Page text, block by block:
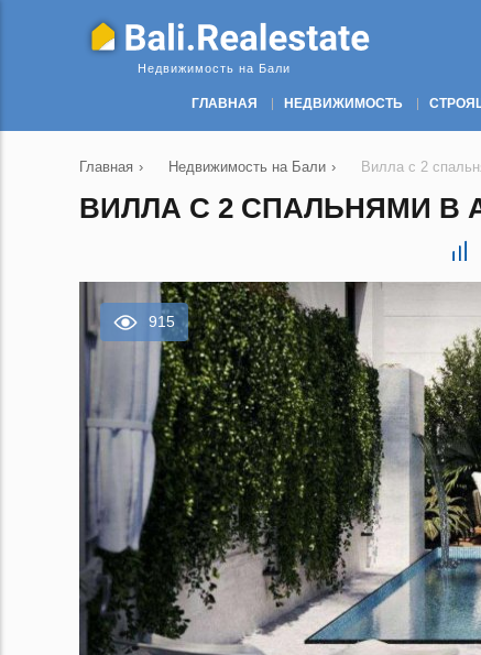
Недвижимость на Бали
ГЛАВНАЯ НЕДВИЖИМОСТЬ
Главная › Недвижимость на Бали › Вилла с 2
ВИЛЛА С 2 СПАЛЬНЯМИ В
915